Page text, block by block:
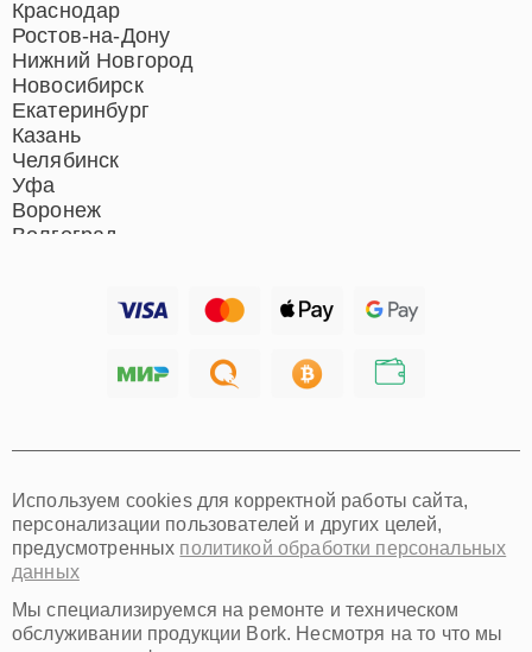
Краснодар
Ростов-на-Дону
Нижний Новгород
Новосибирск
Екатеринбург
Казань
Челябинск
Уфа
Воронеж
Волгоград
Хабаровск
Иркутск
Омск
Красноярск
Пермь
Ульяновск
Киров
Архангельск
Ремонт отпаривателей
Ремонт вертикальных
пылесосов
Используем cookies для корректной работы сайта,
персонализации пользователей и других целей,
предусмотренных политикой обработки персональных
данных
Мы специализируемся на ремонте и техническом
обслуживании продукции Bork. Несмотря на то что мы